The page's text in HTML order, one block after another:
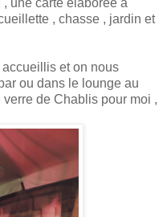
une carte élaborée à
, chasse , jardin et
et on nous
ou dans le lounge au
de Chablis pour moi ,